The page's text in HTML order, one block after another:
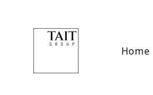
Home